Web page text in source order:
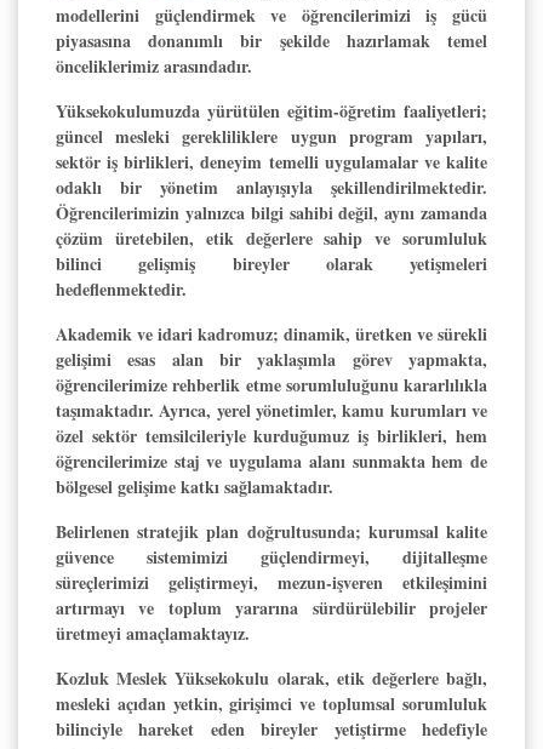
modellerini güçlendirmek ve öğrencilerimizi iş gücü
piyasasına donanımlı bir şekilde hazırlamak temel
önceliklerimiz arasındadır.
Yüksekokulumuzda yürütülen eğitim-öğretim faaliyetleri;
güncel mesleki gerekliliklere uygun program yapıları,
sektör iş birlikleri, deneyim temelli uygulamalar ve kalite
odaklı bir yönetim anlayışıyla şekillendirilmektedir.
Öğrencilerimizin yalnızca bilgi sahibi değil, aynı zamanda
çözüm üretebilen, etik değerlere sahip ve sorumluluk
bilinci gelişmiş bireyler olarak yetişmeleri
hedeflenmektedir.
Akademik ve idari kadromuz; dinamik, üretken ve sürekli
gelişimi esas alan bir yaklaşımla görev yapmakta,
öğrencilerimize rehberlik etme sorumluluğunu kararlılıkla
taşımaktadır. Ayrıca, yerel yönetimler, kamu kurumları ve
özel sektör temsilcileriyle kurduğumuz iş birlikleri, hem
öğrencilerimize staj ve uygulama alanı sunmakta hem de
bölgesel gelişime katkı sağlamaktadır.
Belirlenen stratejik plan doğrultusunda; kurumsal kalite
güvence sistemimizi güçlendirmeyi, dijitalleşme
süreçlerimizi geliştirmeyi, mezun-işveren etkileşimini
artırmayı ve toplum yararına sürdürülebilir projeler
üretmeyi amaçlamaktayız.
Kozluk Meslek Yüksekokulu olarak, etik değerlere bağlı,
mesleki açıdan yetkin, girişimci ve toplumsal sorumluluk
bilinciyle hareket eden bireyler yetiştirme hedefiyle